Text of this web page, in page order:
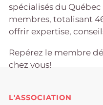
spécialisés du
membres, totalisant
offrir expertise,
Repérez le membre
chez vous!
L'ASSOCIATION